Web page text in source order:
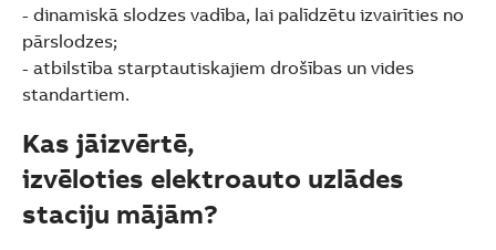
- dinamiskā slodzes vadība, lai palīdzētu izvairīties no
pārslodzes;
- atbilstība starptautiskajiem drošības un vides
standartiem.
Kas jāizvērtē,
izvēloties elektroauto uzlādes
staciju mājām?